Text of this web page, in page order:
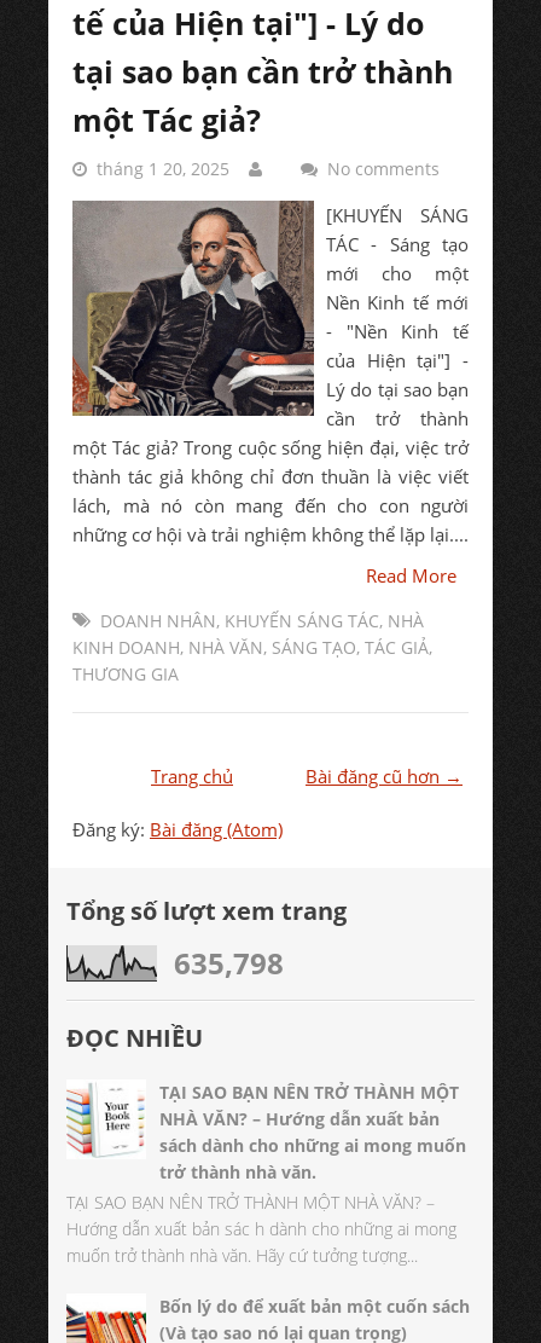
tế của Hiện tại"] - Lý do
tại sao bạn cần trở thành
một Tác giả?
tháng 1 20, 2025 No comments
[KHUYẾN SÁNG
TÁC - Sáng tạo
mới cho một
Nền Kinh tế mới
- "Nền Kinh tế
của Hiện tại"] -
Lý do tại sao bạn
cần trở thành
một Tác giả? Trong cuộc sống hiện đại, việc trở
thành tác giả không chỉ đơn thuần là việc viết
lách, mà nó còn mang đến cho con người
những cơ hội và trải nghiệm không thể lặp lại....
Read More
DOANH NHÂN, KHUYẾN SÁNG TÁC, NHÀ
KINH DOANH, NHÀ VĂN, SÁNG TẠO, TÁC GIẢ,
THƯƠNG GIA
Bài đăng cũ hơn →
Trang chủ
Đăng ký: Bài đăng (Atom)
Tổng số lượt xem trang
635,798
ĐỌC NHIỀU
TẠI SAO BẠN NÊN TRỞ THÀNH MỘT
NHÀ VĂN? – Hướng dẫn xuất bản
sách dành cho những ai mong muốn
trở thành nhà văn.
TẠI SAO BẠN NÊN TRỞ THÀNH MỘT NHÀ VĂN? –
Hướng dẫn xuất bản sác h dành cho những ai mong
muốn trở thành nhà văn. Hãy cứ tưởng tượng...
Bốn lý do để xuất bản một cuốn sách
(Và tạo sao nó lại quan trọng)